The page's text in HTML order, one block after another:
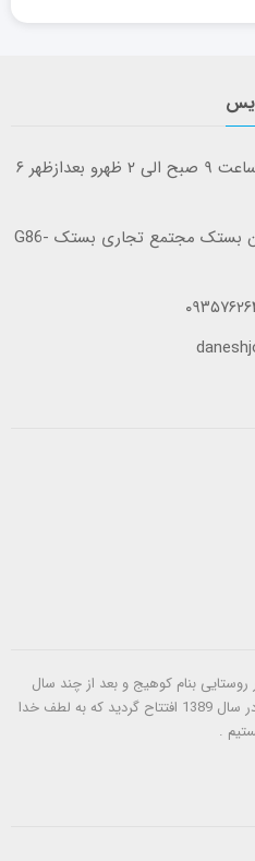
زمانی کاری: شنبه تا پنچ شنبه ساعت ۹ صبح الی ۲ ظهرو بعدازظهر ۶
آدرس: استان هرمزگان شهرستان بستک مجتمع تجاری بستک G86-
کار فروشگاهی ما از سال 1380 در روستایی بنام کوهیج و بعد از چند سال
فعالیت شعبه دوم در شهرستان بستک در سال 1389 افتتاح گردید که به لطف خدا
.